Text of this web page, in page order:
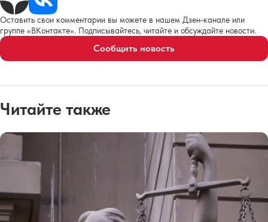
Оставить свои комментарии вы можете в нашем Дзен-канале или
группе «ВКонтакте». Подписывайтесь, читайте и обсуждайте новости.
Сообщить новость
Читайте также